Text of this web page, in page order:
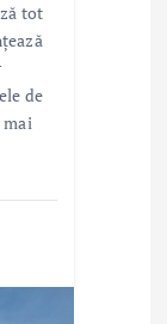
tot
de